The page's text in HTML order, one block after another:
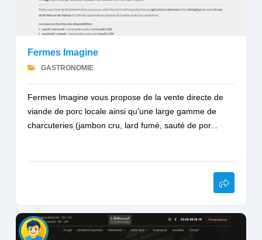
Fermes Imagine
GASTRONOMIE
Fermes Imagine vous propose de la vente directe de
viande de porc locale ainsi qu'une large gamme de
charcuteries (jambon cru, lard fumé, sauté de por...